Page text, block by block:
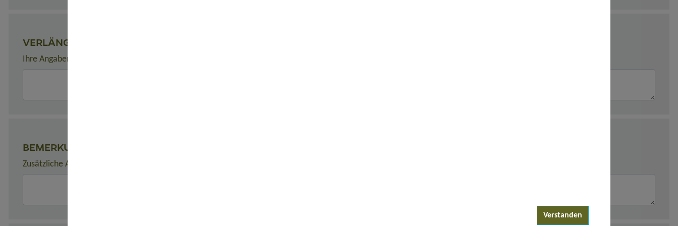
VERLÄNGERUNGEN
Ihre Angaben zu gewünschten Verlängerungsprogrammen, Badeaufenthalte etc. vor und nach der Reise.
BEMERKUNGEN
Zusätzliche Angaben zur Buchung, z. B. zu Unterkünften
Verstanden